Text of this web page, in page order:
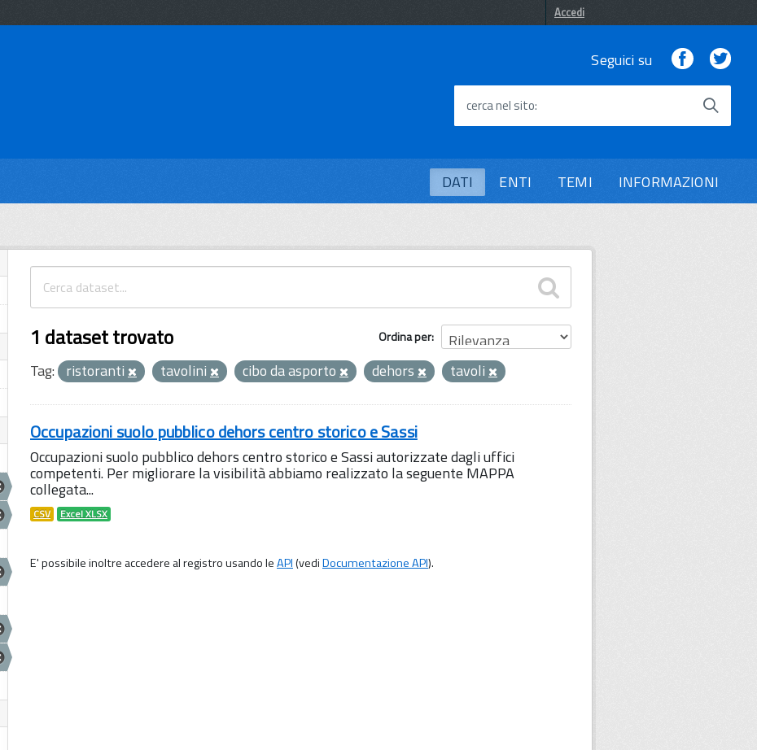
Accedi
Seguici su Facebook
cerca nel sito
DATI ENTI TEMI INFORMAZIONI
Ordina per
1 dataset trovato
Tag: ristoranti tavolini cibo da asporto dehors tavoli
Occupazioni suolo pubblico dehors centro storico e Sassi
Occupazioni suolo pubblico dehors centro storico e Sassi autorizzate dagli uffici
competenti. Per migliorare la visibilità abbiamo realizzato la seguente MAPPA
collegata...
CSV Excel XLSX
E' possibile inoltre accedere al registro usando leAPI(vediDocumentazione API).